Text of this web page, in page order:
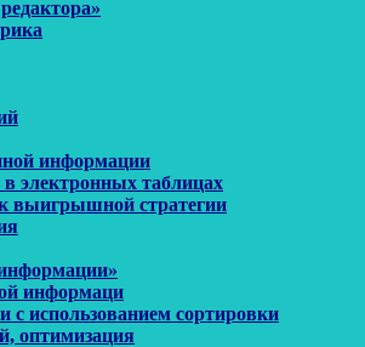
информации
электронных таблицах
выигрышной стратегии
информаци
с использованием сортировки
оптимизация